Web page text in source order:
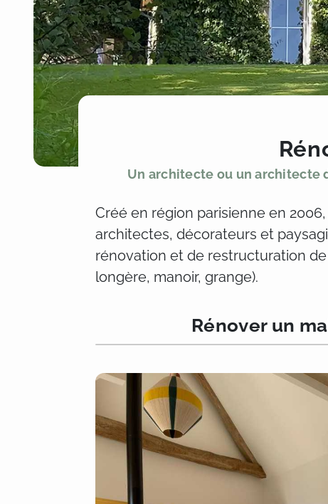
Un architecte ou un architecte
Créé en région parisienne en
architectes, décorateurs et
rénovation et de restructuration
longère, manoir, grange).
Rénover un